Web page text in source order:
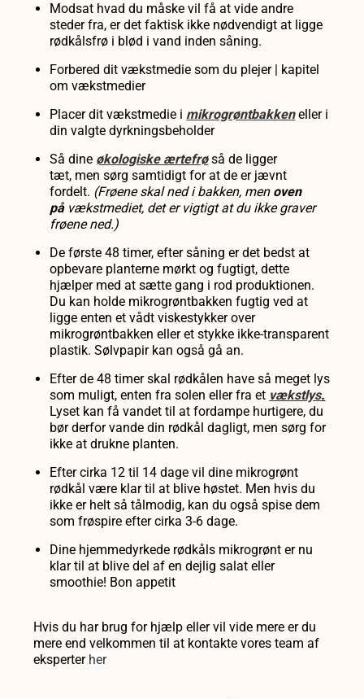
Modsat hvad du måske vil få at vide andre
steder fra, er det faktisk ikke nødvendigt at ligge
rødkålsfrø i blød i vand inden såning.
Forbered dit vækstmedie som du plejer | kapitel
om vækstmedier
Placer dit vækstmedie i mikrogrøntbakkeneller i
din valgte dyrkningsbeholder
Så dine økologiske ærtefrøså de ligger
tæt, men sørg samtidigt for at de erjævnt
fordelt. (Frøeneskal ned i bakken, men oven
på vækstmediet, det er vigtigt at du ikke graver
frøene ned.)
De første 48 timer, efter såning er det bedst at
opbevare planterne mørkt og fugtigt, dette
hjælper med at sætte gang i rod produktionen.
Du kan holde mikrogrøntbakken fugtig ved at
ligge enten et vådt viskestykker over
mikrogrøntbakken eller et stykke ikke-transparent
plastik. Sølvpapir kan også gå an.
Efter de 48 timer skal rødkålen have så meget lys
som muligt, enten fra solen eller fra et vækstlys.
Lyset kan få vandet til at fordampe hurtigere, du
bør derfor vande din rødkål dagligt, men sørg for
ikke at drukne planten.
Efter cirka 12 til 14 dage vil dine mikrogrønt
rødkål være klar til at blive høstet. Men hvis du
ikke er helt så tålmodig, kan du også spise dem
som frøspire efter cirka 3-6 dage.
Dine hjemmedyrkede rødkåls mikrogrønt er nu
klar til at blive del af en dejlig salat eller
smoothie! Bon appetit
Hvis du har brug for hjælp eller vil vide mere er du
mere end velkommen til at kontakte vores team af
eksperter her